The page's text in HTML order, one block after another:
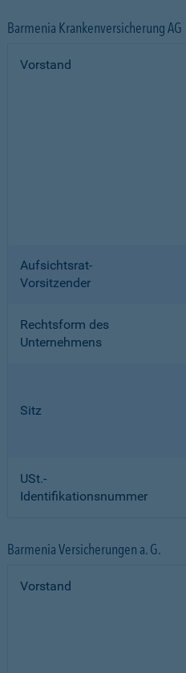
Barmenia Krankenversicherung AG
Vorstand
Aufsichtsrat-
Vorsitzender
Rechtsform des
Unternehmens
Sitz
USt.-
Identifikationsnummer
Barmenia Versicherungen a. G.
Vorstand